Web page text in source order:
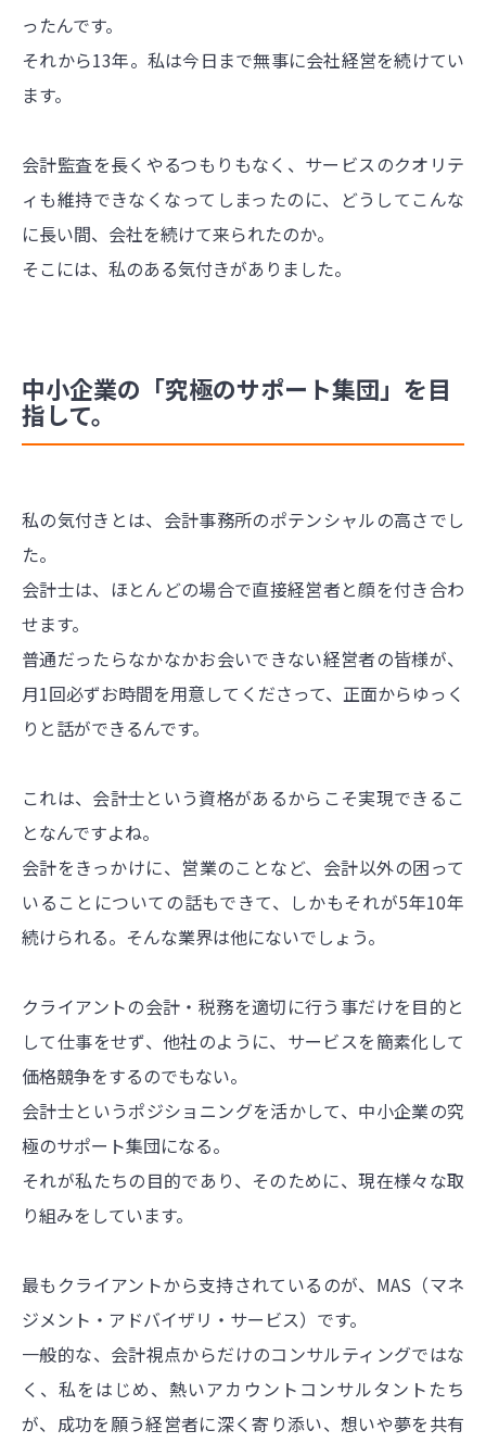
ったんです。
それから13年。私は今日まで無事に会社経営を続けてい
ます。
会計監査を長くやるつもりもなく、サービスのクオリテ
ィも維持できなくなってしまったのに、どうしてこんな
に長い間、会社を続けて来られたのか。
そこには、私のある気付きがありました。
中小企業の「究極のサポート集団」を目
指して。
私の気付きとは、会計事務所のポテンシャルの高さでし
た。
会計士は、ほとんどの場合で直接経営者と顔を付き合わ
せます。
普通だったらなかなかお会いできない経営者の皆様が、
月1回必ずお時間を用意してくださって、正面からゆっく
りと話ができるんです。
これは、会計士という資格があるからこそ実現できるこ
となんですよね。
会計をきっかけに、営業のことなど、会計以外の困って
いることについての話もできて、しかもそれが5年10年
続けられる。そんな業界は他にないでしょう。
クライアントの会計・税務を適切に行う事だけを目的と
して仕事をせず、他社のように、サービスを簡素化して
価格競争をするのでもない。
会計士というポジショニングを活かして、中小企業の究
極のサポート集団になる。
それが私たちの目的であり、そのために、現在様々な取
り組みをしています。
最もクライアントから支持されているのが、MAS（マネ
ジメント・アドバイザリ・サービス）です。
一般的な、会計視点からだけのコンサルティングではな
く、私をはじめ、熱いアカウントコンサルタントたち
が、成功を願う経営者に深く寄り添い、想いや夢を共有